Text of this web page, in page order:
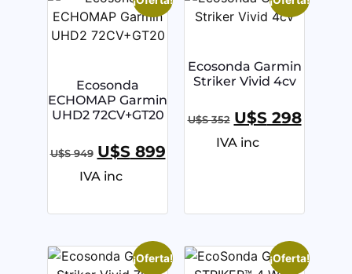
Ecosonda
ECHOMAP Garmin
UHD2 72CV+GT20
U$S949 U$S899
IVA inc
Ecosonda Garmin
Striker Vivid 4cv
U$S352 U$S298
IVA inc
¡Oferta! ¡Oferta!